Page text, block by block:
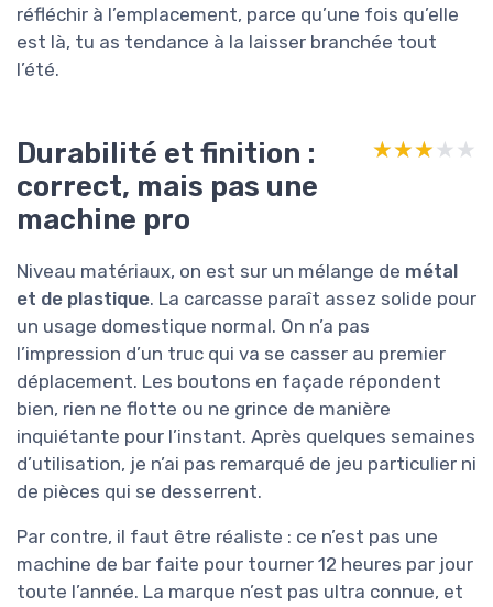
réfléchir à l’emplacement, parce qu’une fois qu’elle
est là, tu as tendance à la laisser branchée tout
l’été.
Durabilité et finition :
correct, mais pas une
machine pro
★★★★★
★★★★★
Niveau matériaux, on est sur un mélange de métal
et de plastique. La carcasse paraît assez solide pour
un usage domestique normal. On n’a pas
l’impression d’un truc qui va se casser au premier
déplacement. Les boutons en façade répondent
bien, rien ne flotte ou ne grince de manière
inquiétante pour l’instant. Après quelques semaines
d’utilisation, je n’ai pas remarqué de jeu particulier ni
de pièces qui se desserrent.
Par contre, il faut être réaliste : ce n’est pas une
machine de bar faite pour tourner 12 heures par jour
toute l’année. La marque n’est pas ultra connue, et